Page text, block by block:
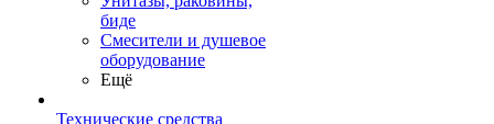
биде
Смесители и душевое
оборудование
Ещё
Технические средства